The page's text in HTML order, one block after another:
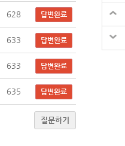
628 답변완료
633 답변완료
633 답변완료
635 답변완료
질문하기